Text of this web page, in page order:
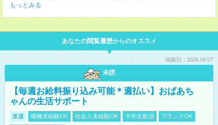
もっとみる
あなたの閲覧履歴からのオススメ
掲載日：2026.08.07
未読
【毎週お給料振り込み可能＊週払い】おばあち
ゃんの生活サポート
派遣 職種未経験OK 社会人未経験OK 大学生歓迎
ブランクOK